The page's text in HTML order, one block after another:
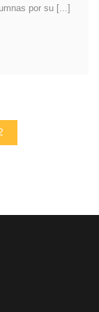
por su [...]